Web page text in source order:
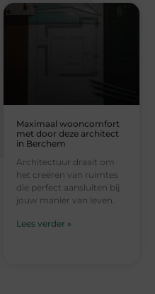
Maximaal wooncomfort
met door deze architect
in Berchem
Architectuur draait om
het creëren van ruimtes
die perfect aansluiten bij
jouw manier van leven.
Lees verder »